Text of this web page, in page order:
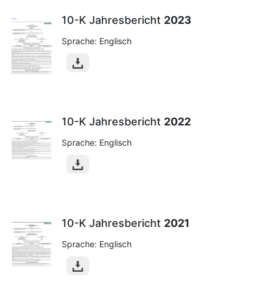
10-K Jahresbericht 2023
Sprache: Englisch
10-K Jahresbericht 2022
Sprache: Englisch
10-K Jahresbericht 2021
Sprache: Englisch